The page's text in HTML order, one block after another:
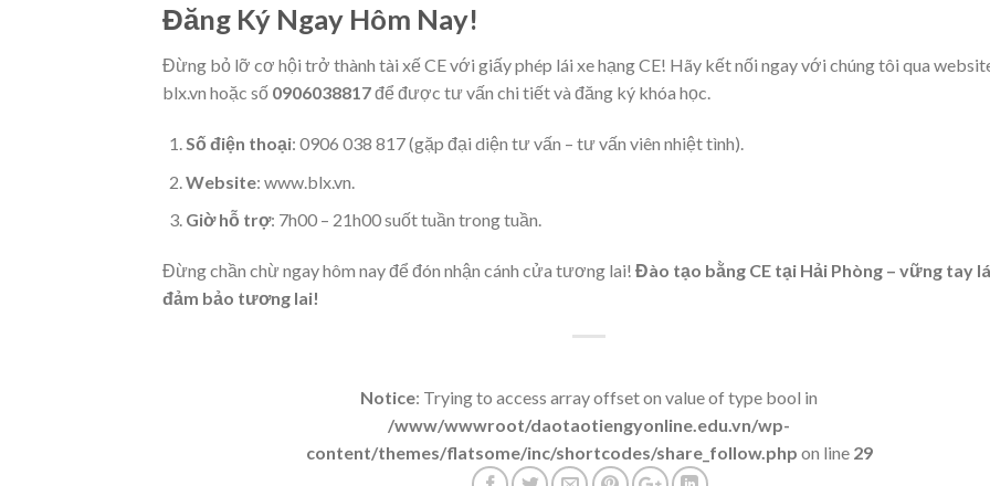
Đăng Ký Ngay Hôm Nay!
Đừng bỏ lỡ cơ hội trở thành tài xế CE với giấy phép lái xe hạng CE! Hãy kết nối ngay với chúng tôi qua
blx.vn hoặc số 0906038817để được tư vấn chi tiết và đăng ký khóa học.
Số điện thoại: 0906 038 817 (gặp đại diện tư vấn – tư vấn viên nhiệt tình).
Website: www.blx.vn.
Giờ hỗ trợ: 7h00 – 21h00 suốt tuần trong tuần.
Đừng chần chừ ngay hôm nay để đón nhận cánh cửa tương lai! Đào tạo bằng CE tại Hải Phòng – vững tay
đảm bảo tương lai!
Notice: Trying to access array offset on value of type bool in
/www/wwwroot/daotaotiengyonline.edu.vn/wp-
content/themes/flatsome/inc/shortcodes/share_follow.php on line 29